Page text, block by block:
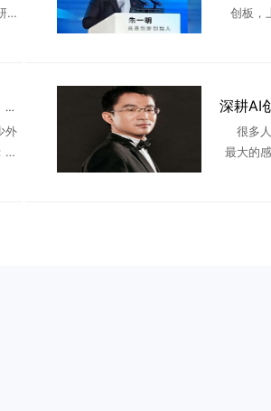
究
创板，
两大广东创业者登顶全球 AI 赛道：两种创业路径，撑起国产大模型半边天
外
如
很多人
最大的